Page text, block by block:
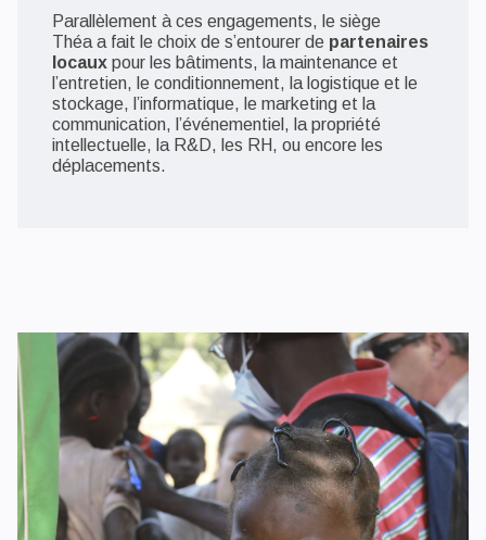
Parallèlement à ces engagements, le siège
Théa a fait le choix de s’entourer de partenaires
locaux pour les bâtiments, la maintenance et
l’entretien, le conditionnement, la logistique et le
stockage, l’informatique, le marketing et la
communication, l’événementiel, la propriété
intellectuelle, la R&D, les RH, ou encore les
déplacements.